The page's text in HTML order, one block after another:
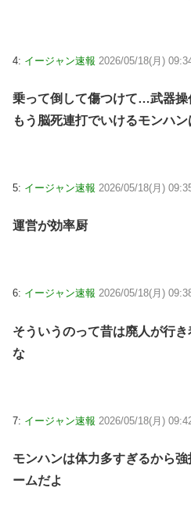
4: イージャン速報 2026/05/18(月)
乗って倒して傷つけて…武器操
もう脳死連打でいけるモンハ
5: イージャン速報 2026/05/18(月)
運営が効率厨
6: イージャン速報 2026/05/18(月)
そういうのって昔は廃人が行
な
7: イージャン速報 2026/05/18(月)
モンハンは体力多すぎるから
ームだよ